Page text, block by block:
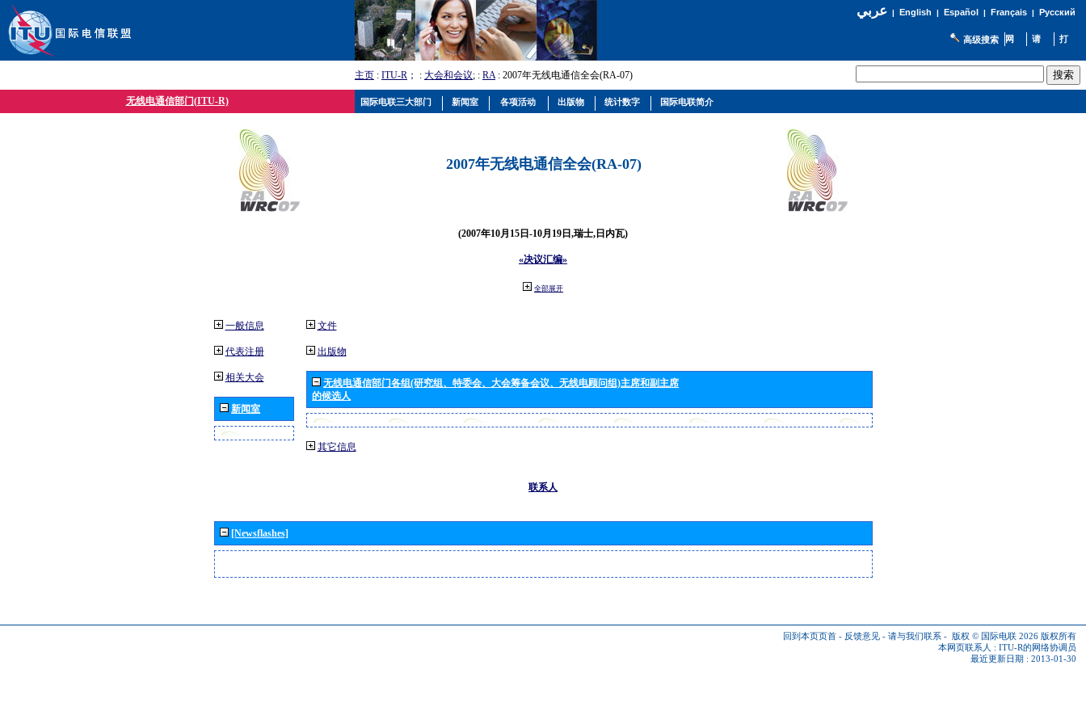
عربي| English | Español | Français| Русский
高级搜索
主页 : ITU-R ； : 大会和会议; : RA: 2007年无线电通信全会(RA-07)
无线电通信部门(ITU-R)
2007年无线电通信全会(RA-07)
(2007年10月15日-10月19日,瑞士,日内瓦)
«决议汇编»
全部展开
一般信息
代表注册
相关大会
新闻室
文件
出版物
无线电通信部门各组(研究组、特委会、大会筹备会议、无线电顾问组)主席和副主席
的候选人
其它信息
联系人
[Newsflashes]
回到本页页首 - 反馈意见 - 请与我们联系 - 版权 © 国际电联 2026 版权所有
本网页联系人 : ITU-R的网络协调员
最近更新日期 : 2013-01-30
国际电联三大部门 新闻室 各项活动 出版物 统计数字 国际电联简介